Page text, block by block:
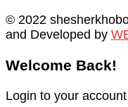
© 2022
and Developed by
Welcome Back!
Login to your